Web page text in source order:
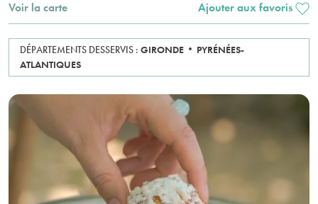
Voir la carte Ajouter aux favoris
DÉPARTEMENTS DESSERVIS : GIRONDE
PYRÉNÉES-
ATLANTIQUES